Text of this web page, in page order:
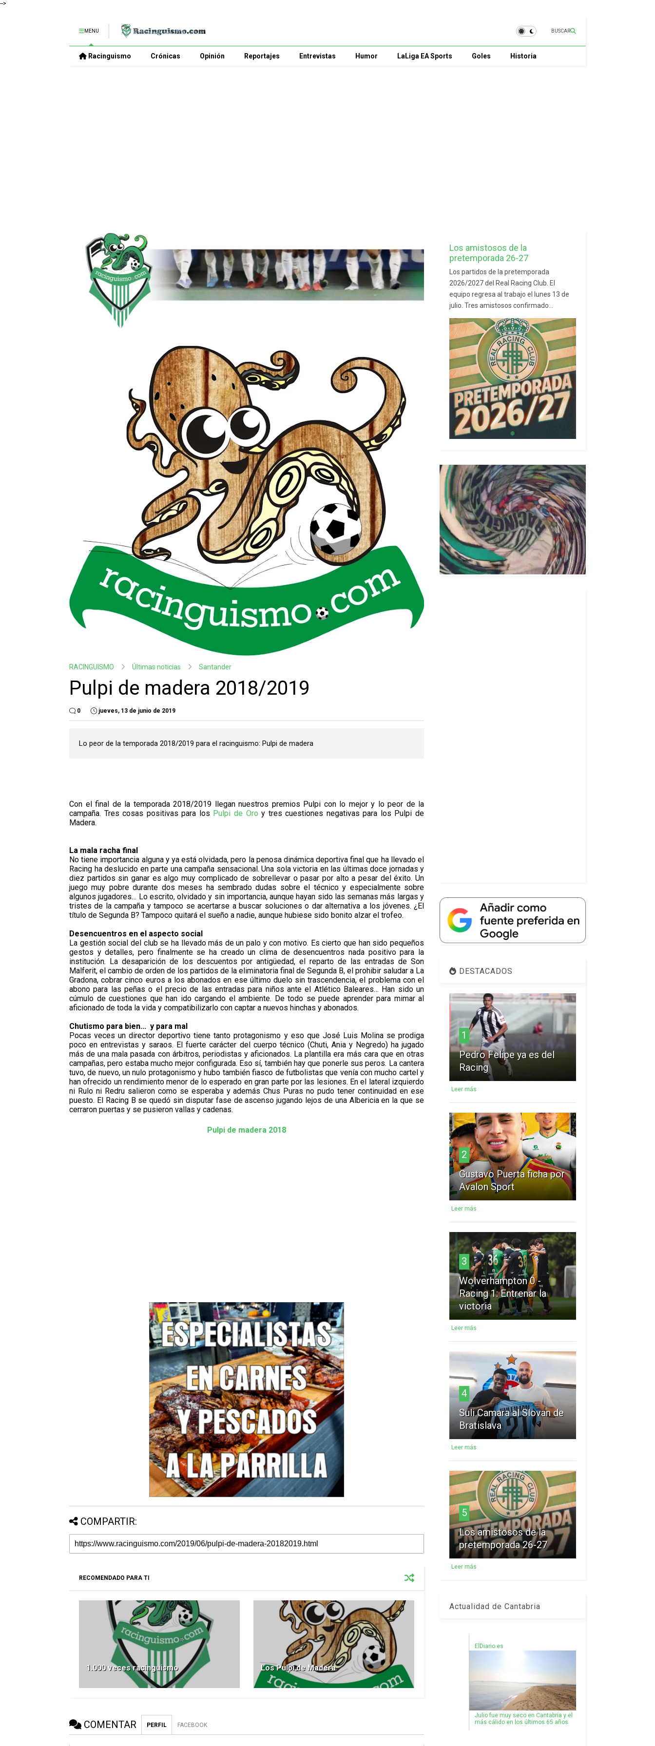
-->
MENU BUSCAR
Racinguismo Crónicas Opinión Reportajes Entrevistas Humor LaLiga EA Sports Goles Historia
RACINGUISMO Últimas noticias Santander
Pulpi de madera 2018/2019
0 jueves, 13 de junio de 2019
Lo peor de la temporada 2018/2019 para el racinguismo: Pulpi de madera
Con el final de la temporada 2018/2019 llegan nuestros premios Pulpi con lo mejor y lo peor de la
campaña. Tres cosas positivas para los Pulpi de Oro y tres cuestiones negativas para los Pulpi de
Madera.
La mala racha final
No tiene importancia alguna y ya está olvidada, pero la penosa dinámica deportiva final que ha llevado el
Racing ha deslucido en parte una campaña sensacional. Una sola victoria en las últimas doce jornadas y
diez partidos sin ganar es algo muy complicado de sobrellevar o pasar por alto a pesar del éxito. Un
juego muy pobre durante dos meses ha sembrado dudas sobre el técnico y especialmente sobre
algunos jugadores… Lo escrito, olvidado y sin importancia, aunque hayan sido las semanas más largas y
tristes de la campaña y tampoco se acertarse a buscar soluciones o dar alternativa a los jóvenes. ¿El
título de Segunda B? Tampoco quitará el sueño a nadie, aunque hubiese sido bonito alzar el trofeo.
Desencuentros en el aspecto social
La gestión social del club se ha llevado más de un palo y con motivo. Es cierto que han sido pequeños
gestos y detalles, pero finalmente se ha creado un clima de desencuentros nada positivo para la
institución. La desaparición de los descuentos por antigüedad, el reparto de las entradas de Son
Malferit, el cambio de orden de los partidos de la eliminatoria final de Segunda B, el prohibir saludar a La
Gradona, cobrar cinco euros a los abonados en ese último duelo sin trascendencia, el problema con el
abono para las peñas o el precio de las entradas para niños ante el Atlético Baleares… Han sido un
cúmulo de cuestiones que han ido cargando el ambiente. De todo se puede aprender para mimar al
aficionado de toda la vida y compatibilizarlo con captar a nuevos hinchas y abonados.
Chutismo para bien... y para mal
Pocas veces un director deportivo tiene tanto protagonismo y eso que José Luis Molina se prodiga
poco en entrevistas y saraos. El fuerte carácter del cuerpo técnico (Chuti, Ania y Negredo) ha jugado
más de una mala pasada con árbitros, periodistas y aficionados. La plantilla era más cara que en otras
campañas, pero estaba mucho mejor configurada. Eso sí, también hay que ponerle sus peros. La cantera
tuvo, de nuevo, un nulo protagonismo y hubo también fiasco de futbolistas que venía con mucho cartel y
han ofrecido un rendimiento menor de lo esperado en gran parte por las lesiones. En el lateral izquierdo
ni Rulo ni Redru salieron como se esperaba y además Chus Puras no pudo tener continuidad en ese
puesto. El Racing B se quedó sin disputar fase de ascenso jugando lejos de una Albericia en la que se
cerraron puertas y se pusieron vallas y cadenas.
Pulpi de madera 2018
COMPARTIR:
RECOMENDADO PARA TI
1.000 veces racinguismo Los Pulpi de Madera
COMENTAR PERFIL FACEBOOK
Los amistosos de la
pretemporada 26-27
Los partidos de la pretemporada
2026/2027 del Real Racing Club. El
equipo regresa al trabajo el lunes 13 de
julio. Tres amistosos confirmado...
DESTACADOS
1
Pedro Felipe ya es del
Racing
Leer más
2
Gustavo Puerta ficha por
Avalon Sport
Leer más
3
Wolverhampton 0 -
Racing 1: Entrenar la
victoria
Leer más
4
Suli Camara al Slovan de
Bratislava
Leer más
5
Los amistosos de la
pretemporada 26-27
Leer más
Actualidad de Cantabria
ElDiario.es
Julio fue muy seco en Cantabria y el
más cálido en los últimos 65 años